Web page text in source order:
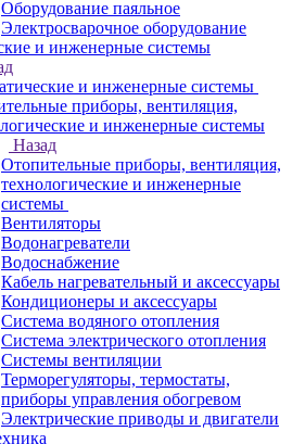
Оборудование паяльное
Электросварочное оборудование
и инженерные системы
и инженерные системы
приборы, вентиляция,
и инженерные системы
Назад
Отопительные приборы, вентиляция,
технологические и инженерные
системы
Вентиляторы
Водонагреватели
Водоснабжение
Кабель нагревательный и аксессуары
Кондиционеры и аксессуары
Система водяного отопления
Система электрического отопления
Системы вентиляции
Терморегуляторы, термостаты,
приборы управления обогревом
Электрические приводы и двигатели